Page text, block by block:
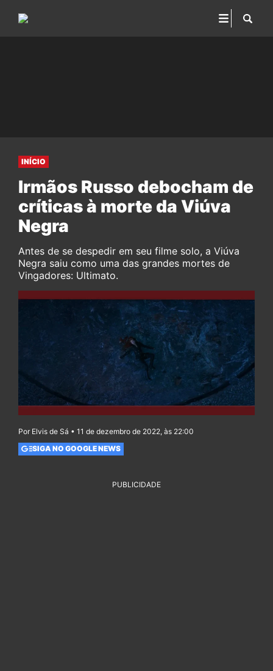
INÍCIO
Irmãos Russo debocham de
críticas à morte da Viúva
Negra
Antes de se despedir em seu filme solo, a Viúva
Negra saiu como uma das grandes mortes de
Vingadores: Ultimato.
Por Elvis de Sá • 11 de dezembro de 2022, às 22:00
SIGA NO GOOGLE NEWS
PUBLICIDADE